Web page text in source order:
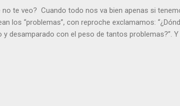
no te veo? Cuando todo nos va bien apenas si
los “problemas”, con reproche exclamamos:
desamparado con el peso de tantos problemas?”. Y
y no gozas de la vida. ¿Cómo puedes creer que